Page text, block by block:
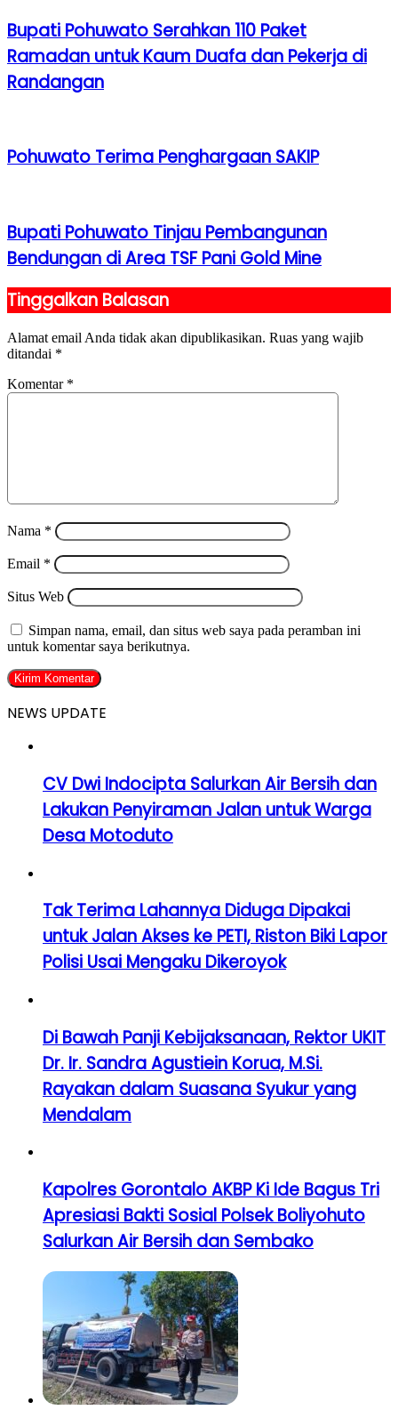
Bupati Pohuwato Serahkan 110 Paket
Ramadan untuk Kaum Duafa dan Pekerja di
Randangan
Pohuwato Terima Penghargaan SAKIP
Bupati Pohuwato Tinjau Pembangunan
Bendungan di Area TSF Pani Gold Mine
Tinggalkan Balasan
Alamat email Anda tidak akan dipublikasikan. Ruas yang wajib
ditandai *
Komentar *
Nama *
Email *
Situs Web
Simpan nama, email, dan situs web saya pada peramban ini
untuk komentar saya berikutnya.
NEWS UPDATE
CV Dwi Indocipta Salurkan Air Bersih dan
Lakukan Penyiraman Jalan untuk Warga
Desa Motoduto
Tak Terima Lahannya Diduga Dipakai
untuk Jalan Akses ke PETI, Riston Biki Lapor
Polisi Usai Mengaku Dikeroyok
Di Bawah Panji Kebijaksanaan, Rektor UKIT
Dr. Ir. Sandra Agustiein Korua, M.Si.
Rayakan dalam Suasana Syukur yang
Mendalam
Kapolres Gorontalo AKBP Ki Ide Bagus Tri
Apresiasi Bakti Sosial Polsek Boliyohuto
Salurkan Air Bersih dan Sembako